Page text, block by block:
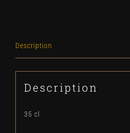
Description
Description
35 cl